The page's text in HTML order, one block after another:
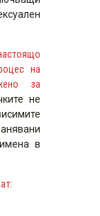
на
за
не
в